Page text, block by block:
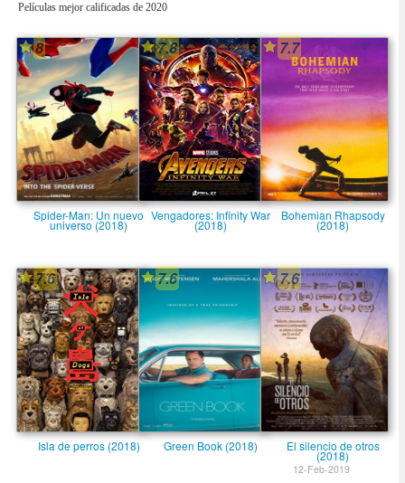
Películas mejor calificadas de 2020
8
Spider-Man: Un nuevo
universo (2018)
7.8
Vengadores: Infinity War
(2018)
7.7
Bohemian Rhapsody
(2018)
7.6
Isla de perros (2018)
7.6
Green Book (2018)
7.6
El silencio de otros
(2018)
12-Feb-2019